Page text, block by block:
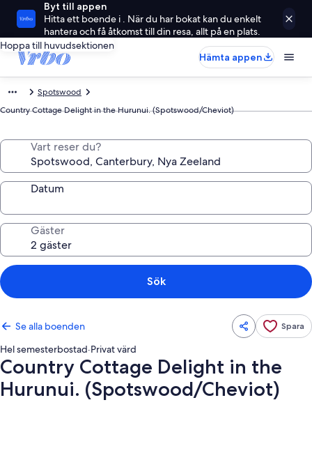
Byt till appen
Hitta ett boende i . När du har bokat kan du enkelt
hantera och få åtkomst till din resa, allt på en plats.
Hoppa till huvudsektionen
Hämta appen
Spotswood
Country Cottage Delight in the Hurunui. (Spotswood/Cheviot)
Vart reser du?
Datum
Gäster
Sök
Se alla boenden Spara
Hel semesterbostad·Privat värd
Country Cottage Delight in the
Hurunui. (Spotswood/Cheviot)